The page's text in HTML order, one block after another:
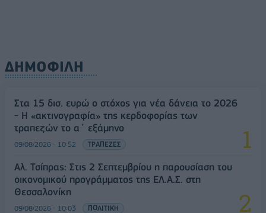
ΔΗΜΟΦΙΛΗ
Στα 15 δισ. ευρώ ο στόχος για νέα δάνεια το 2026
- Η «ακτινογραφία» της κερδοφορίας των
τραπεζών το α΄ εξάμηνο
09/08/2026 - 10:52 ΤΡΑΠΕΖΕΣ
Αλ. Τσίπρας: Στις 2 Σεπτεμβρίου η παρουσίαση του
οικονομικού προγράμματος της ΕΛ.Α.Σ. στη
Θεσσαλονίκη
09/08/2026 - 10:03 ΠΟΛΙΤΙΚΗ